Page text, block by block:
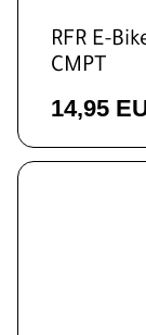
RFR E-
CMPT
14,95